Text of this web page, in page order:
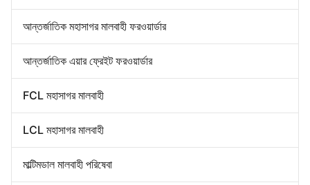
ফরোয়ার্ড রপ্তানি আমদানি
ডোর টু ডোর ফরওয়ার্ডার
চীন গুদামজাতকরণ পরিষেবা
আন্তর্জাতিক মহাসাগর মালবাহী ফরওয়ার্ডার
আন্তর্জাতিক এয়ার ফ্রেইট ফরওয়ার্ডার
FCL মহাসাগর মালবাহী
LCL মহাসাগর মালবাহী
মাল্টিমডাল মালবাহী পরিষেবা